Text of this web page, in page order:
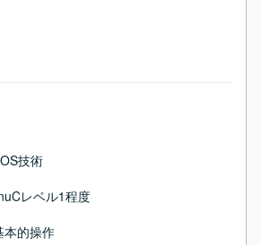
技術
レベル1程度
本的操作